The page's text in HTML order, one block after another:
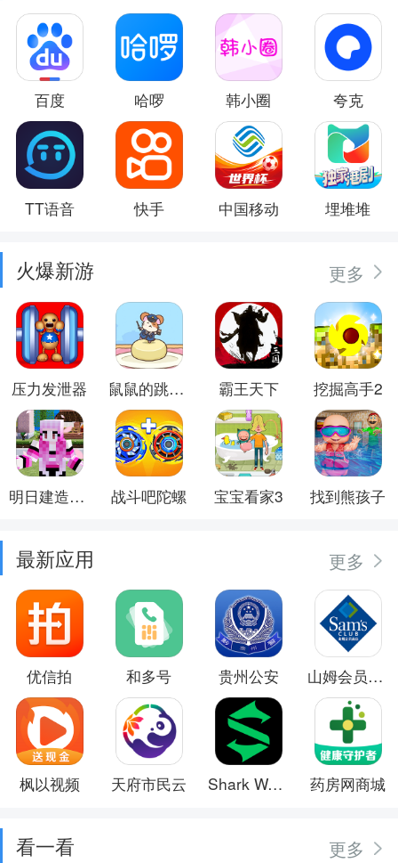
百度 哈啰 韩小圈 夸克
TT语音 快手 中国移动 埋堆堆
火爆新游 更多
压力发泄器 鼠鼠的跳跃冒险 霸王天下 挖掘高手2
明日建造大师 战斗吧陀螺 宝宝看家3 找到熊孩子
最新应用 更多
优信拍 和多号 贵州公安 山姆会员商店
枫以视频 天府市民云 Shark Wear 药房网商城
看一看 更多